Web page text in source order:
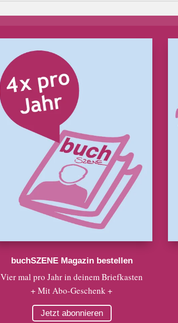
buchSZENE Magazin bestellen
Vier mal pro Jahr in deinem Briefkasten
+ Mit Abo-Geschenk +
Jetzt abonnieren